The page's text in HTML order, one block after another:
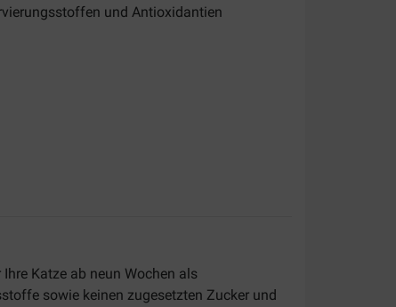
und Antioxidantien
Katze ab neun Wochen als
sowie keinen zugesetzten Zucker und